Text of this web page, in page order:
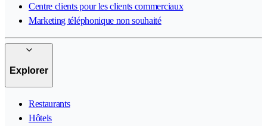
Centre clients pour les clients commerciaux
Marketing téléphonique non souhaité
Explorer
Restaurants
Hôtels